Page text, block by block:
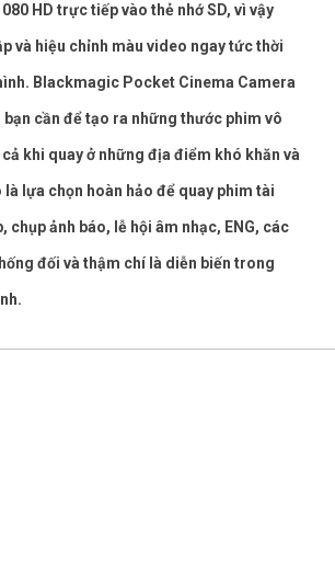
HD trực tiếp vào thẻ nhớ SD, vì vậy
và hiệu chỉnh màu video ngay tức thời
Blackmagic Pocket Cinema Camera
bạn cần để tạo ra những thước phim vô
khi quay ở những địa điểm khó khăn và
là lựa chọn hoàn hảo để quay phim tài
chụp ảnh báo, lễ hội âm nhạc, ENG, các
đối và thậm chí là diễn biến trong